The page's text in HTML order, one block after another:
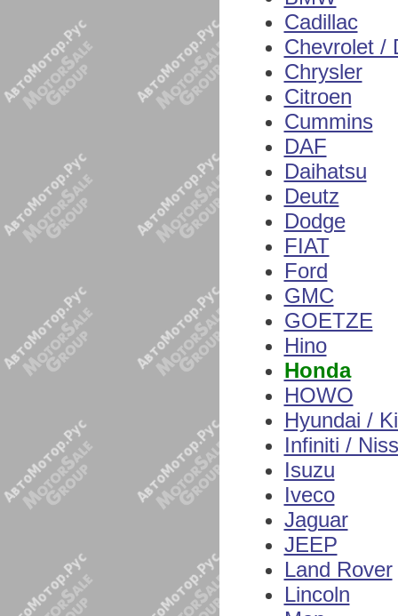
Cadillac
Chevrolet /
Chrysler
Citroen
Cummins
DAF
Daihatsu
Deutz
Dodge
FIAT
Ford
GMC
GOETZE
Hino
Honda
HOWO
Hyundai /
Infiniti /
Isuzu
Iveco
Jaguar
JEEP
Land Rover
Lincoln